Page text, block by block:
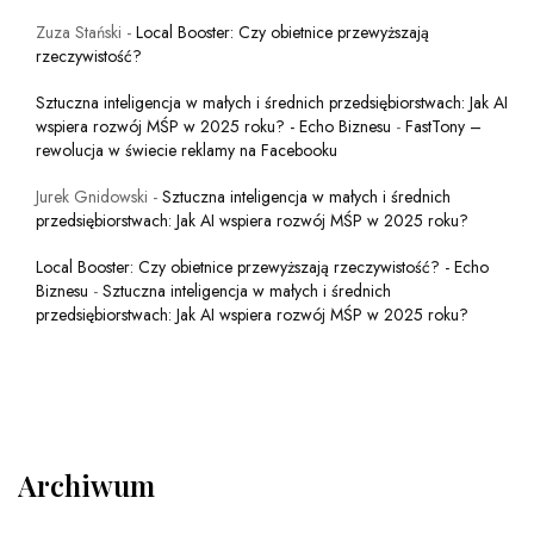
Zuza Stański - Local Booster: Czy obietnice przewyższają
rzeczywistość?
Sztuczna inteligencja w małych i średnich przedsiębiorstwach: Jak AI
wspiera rozwój MŚP w 2025 roku? - Echo Biznesu - FastTony –
rewolucja w świecie reklamy na Facebooku
Jurek Gnidowski - Sztuczna inteligencja w małych i średnich
przedsiębiorstwach: Jak AI wspiera rozwój MŚP w 2025 roku?
Local Booster: Czy obietnice przewyższają rzeczywistość? - Echo
Biznesu - Sztuczna inteligencja w małych i średnich
przedsiębiorstwach: Jak AI wspiera rozwój MŚP w 2025 roku?
Archiwum